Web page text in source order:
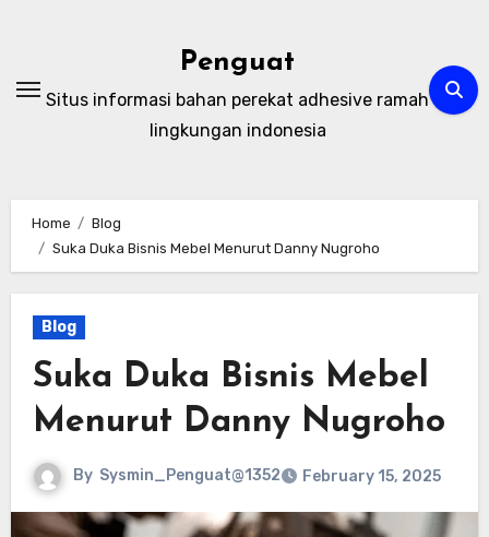
Penguat
Situs informasi bahan perekat adhesive ramah
lingkungan indonesia
Home
Blog
Suka Duka Bisnis Mebel Menurut Danny Nugroho
Blog
Suka Duka Bisnis Mebel
Menurut Danny Nugroho
By Sysmin_Penguat@1352 February 15, 2025